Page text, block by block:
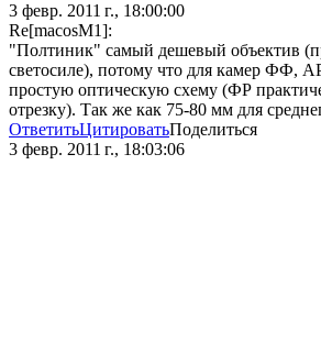
3 февр. 2011 г., 18:00:00
Re[macosM1]:
"Полтиник" самый дешевый объектив
светосиле), потому что для камер ФФ,
простую оптическую схему (ФР
отрезку). Так же как 75-80 мм для
ОтветитьЦитироватьПоделиться
3 февр. 2011 г., 18:03:06